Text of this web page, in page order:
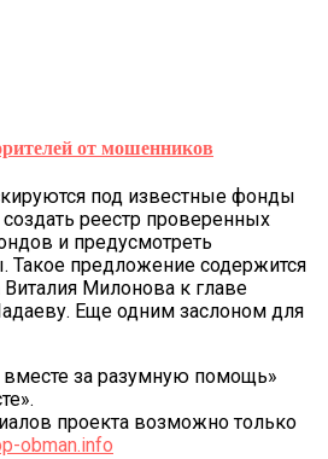
от мошенников
под известные фонды
создать реестр проверенных
и предусмотреть
Такое предложение содержится
Милонова к главе
Еще одним заслоном для
за разумную помощь»
проекта возможно только
obman.info